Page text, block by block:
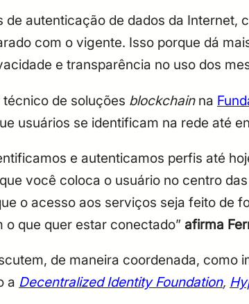
CPF Email
de autenticação de dados da
com o vigente. Isso porque dá
e transparência no uso dos
técnico de soluções blockchainna
usuários se identificam na rede até
e autenticamos perfis até
você coloca o usuário no centro
o acesso aos serviços seja feito de
que quer estar conectado” afirma
de maneira coordenada, como
a Decentralized Identity Foundation,